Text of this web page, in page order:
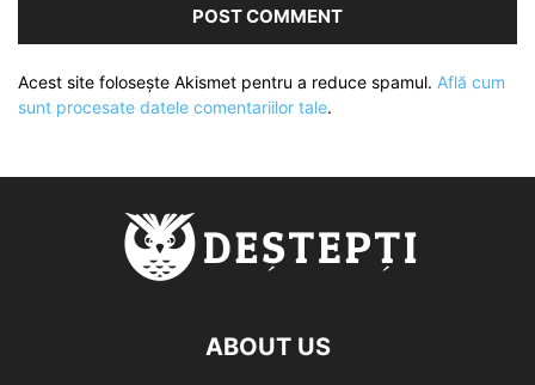
Acest site folosește Akismet pentru a reduce spamul. Află cum
sunt procesate datele comentariilor tale.
ABOUT US